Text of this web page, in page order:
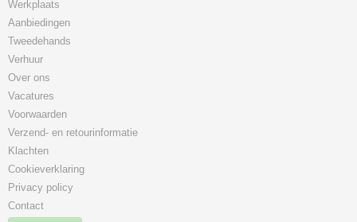
Werkplaats
Aanbiedingen
Tweedehands
Verhuur
Over ons
Vacatures
Voorwaarden
Verzend- en retourinformatie
Klachten
Cookieverklaring
Privacy policy
Contact